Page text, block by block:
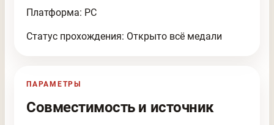
Платформа: PC
Статус прохождения: Открыто всё медали
ПАРАМЕТРЫ
Совместимость и источник